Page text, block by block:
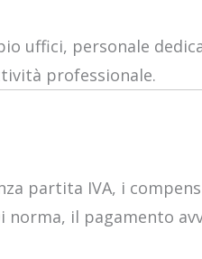
uffici, personale
professionale.
partita IVA, i
norma, il pagamento